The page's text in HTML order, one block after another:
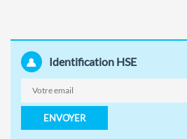
Identification HSE
ENVOYER